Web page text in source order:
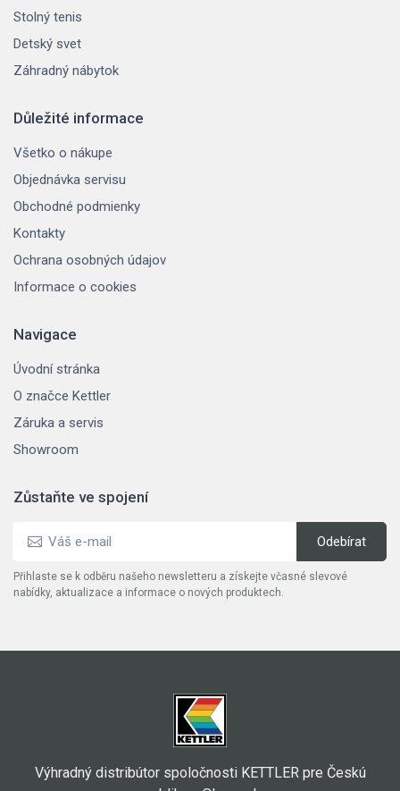
Stolný tenis
Detský svet
Záhradný nábytok
Důležité informace
Všetko o nákupe
Objednávka servisu
Obchodné podmienky
Kontakty
Ochrana osobných údajov
Informace o cookies
Navigace
Úvodní stránka
O značce Kettler
Záruka a servis
Showroom
Zůstaňte ve spojení
Přihlaste se k odběru našeho newsletteru a získejte včasné slevové
nabídky, aktualizace a informace o nových produktech.
Výhradný distribútor spoločnosti KETTLER pre Českú